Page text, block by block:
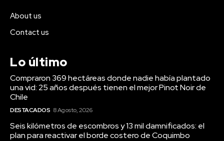
About us
Contact us
Lo último
Compraron 369 hectáreas donde nadie había plantado
una vid: 25 años después tienen el mejor Pinot Noir de
Chile
DESTACADOS 8 Agosto, 2026
Seis kilómetros de escombros y 13 mil damnificados: el
plan para reactivar el borde costero de Coquimbo